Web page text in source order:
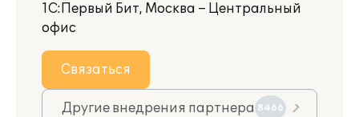
1С:Первый Бит, Москва – Центральный
офис
Связаться
Другие внедрения партнера 8466